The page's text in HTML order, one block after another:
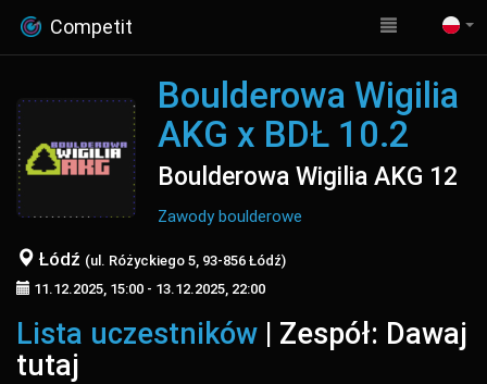
Competit
Boulderowa Wigilia
AKG x BDŁ 10.2
Boulderowa Wigilia AKG 12
Zawody boulderowe
Łódź (ul. Różyckiego 5, 93-856 Łódź)
11.12.2025, 15:00 - 13.12.2025, 22:00
Lista uczestników | Zespół: Dawaj
tutaj